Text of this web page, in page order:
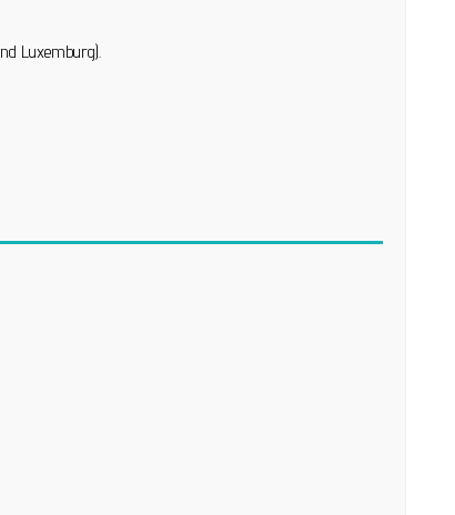
Luxemburg).